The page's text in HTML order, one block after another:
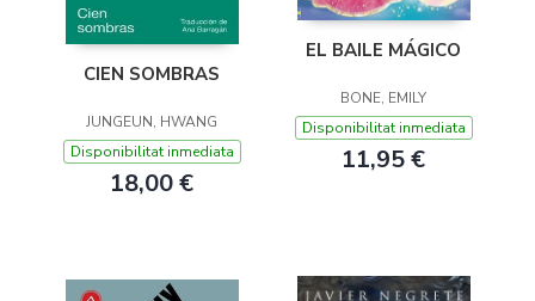
CIEN SOMBRAS
JUNGEUN, HWANG
Disponibilitat inmediata
18,00 €
EL BAILE MÁGICO
BONE, EMILY
Disponibilitat inmediata
11,95 €